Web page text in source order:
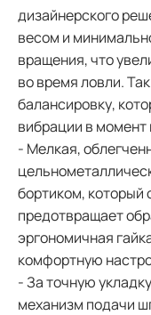
дизайнерского
весом и
вращения, что
во время ловли.
балансировку,
вибрации в
- Мелкая,
бортиком, который
предотвращает
эргономичная
комфортную
- За точную
механизм подачи